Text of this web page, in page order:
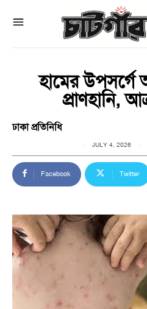
হামের
প্রাণহানি,
ঢাকা প্রতিনিধি
JULY 4, 2026
Facebook Twitter